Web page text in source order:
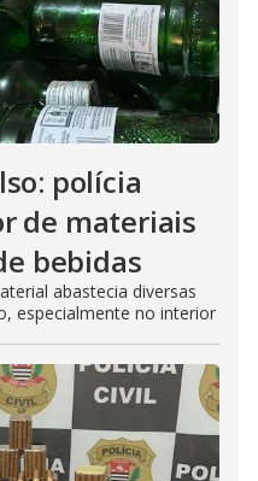
polícia
de materiais
bebidas
abastecia diversas
especialmente no interior